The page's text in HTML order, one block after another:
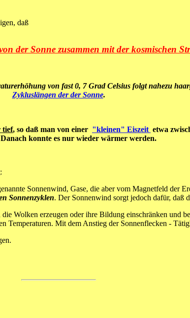
daß
der Sonne zusammen mit der kosmischen
von fast 0, 7 Grad Celsius folgt nahezu
Zykluslängen der der Sonne.
tief, so daß man von einer "kleinen" Eiszeit etwa
konnte es nur wieder wärmer werden.
:
Sonnenwind, Gase, die aber vom Magnetfeld der
Sonnenzyklen. Der Sonnenwind sorgt jedoch dafür, daß
Wolken erzeugen oder ihre Bildung einschränken und
Mit dem Anstieg der Sonnenflecken -